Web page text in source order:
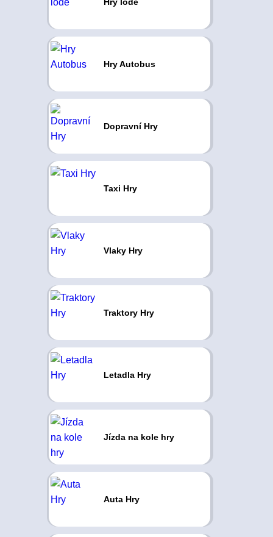
Hry Autobus
Dopravní Hry
Taxi Hry
Vlaky Hry
Traktory Hry
Letadla Hry
Jízda na kole hry
Auta Hry